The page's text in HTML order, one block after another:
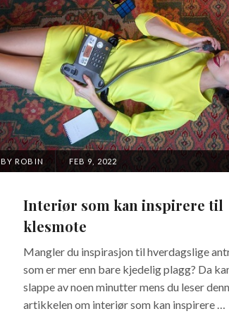
BYROBIN
POSTED
FEB 9, 2022
Interiør som kan inspirere til
klesmote
Mangler du inspirasjon til hverdagslige
som er mer enn bare kjedelig plagg? Da
slappe av noen minutter mens du leser
artikkelen om interiør som kan inspirere …